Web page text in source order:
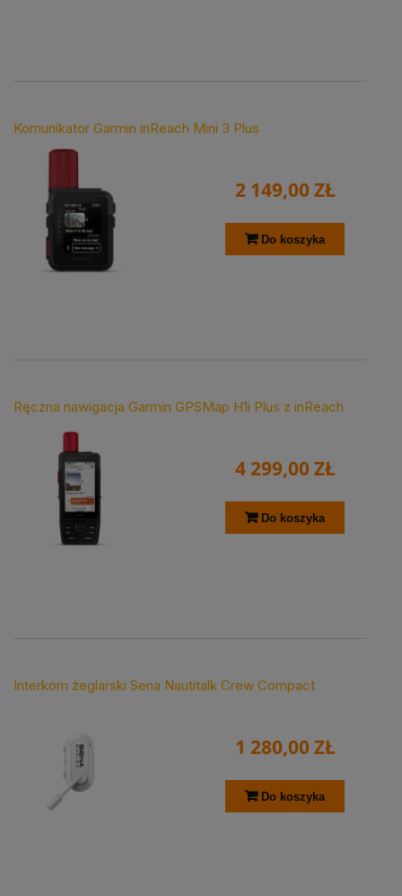
Komunikator Garmin inReach Mini 3 Plus
2 149,00 ZŁ
Do koszyka
Ręczna nawigacja Garmin GPSMap H1i Plus z inReach
4 299,00 ZŁ
Do koszyka
Interkom żeglarski Sena Nautitalk Crew Compact
1 280,00 ZŁ
Do koszyka